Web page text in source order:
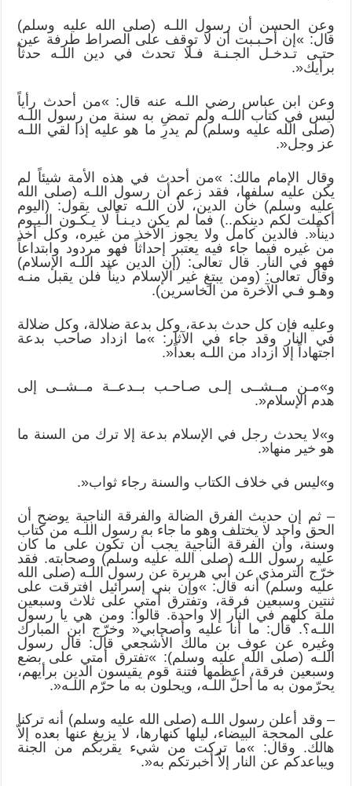
وعن الحسن أن رسول اللـه (صلى الله عليه وسلم)
قال: »إن أحـبـبت أن لا توقف على الصراط طرفة عين
حتـى تـدخـل الجـنـة فـلا تحدث في دين اللـه حدثاً
برأيك«.
وعن ابن عباس رضي اللـه عنه قال: »من أحدث رأياً
ليس في كتاب اللـه ولم تمضِ به سنة من رسول اللـه
(صلى الله عليه وسلم) لم يدرِ ما هو عليه إذا لقي اللـه
عز وجل«.
وقال الإمام مالك: »من أحدث في هذه الأمة شيئاً لم
يكن عليه سلفها، فقد زعم أن رسول اللـه (صلى الله
عليه وسلم) خان الدين، لأن اللـه تعالى يقول: (اليوم
أكملت لكم دينكم..) فما لم يكن ديـنـاً لا يـكـون الـيـوم
ديناً«. فالدين كامل ولا يجوز الأخذ من غيره، وكل أخذ
من غيره فيما جاء فيه يعتبر إحداثاً فهو مردود وابتداعاً
فهو في النار. قال تعالى: (إن الدين عند اللـه الإسلام)
وقال تعالى: (ومن يبتغِ غير الإسلام ديناً فلن يقبل منـه
وهـو فـي الآخرة من الخاسرين).
وعليه فإن كل حدث بدعة، وكل بدعة ضلالة، وكل ضلالة
في النار وقد جاء في الآثار: »ما ازداد صاحب بدعة
اجتهاداً إلا ازداد من اللـه بعداً«.
و»مـن مــشــى إلـى صـاحـب بــدعــة مــشــى إلى
هدم الإسلام«.
و»لا يحدث رجل في الإسلام بدعة إلا ترك من السنة ما
هو خير منها«.
و»ليس في خلاف الكتاب والسنة رجاء ثواب«.
– ثم إن حديث الفرق الضالة والفرقة الناجية يوضح أن
الحق واحد لا يختلف وهو ما جاء به رسول اللـه من كتاب
وسنة، وأن الفرقة الناجية يجب أن تكون على ما كان
عليه رسول اللـه (صلى الله عليه وسلم) وصحابته. فقد
خرّج الترمذي عن أبي هريرة عن رسول اللـه (صلى الله
عليه وسلم) أنه قال: »وإن بني إسرائيل افترقت على
ثنتين وسبعين فرقة، وتفترق أمتي على ثلاث وسبعين
ملة كلهم في النار إلا واحدة. قالوا: ومن هي يا رسول
اللـه؟. قال: ما أنا عليه وأصحابي« وخرّج ابن المبارك
وغيره عن عوف بن مالك الأشجعي قال: قال رسول
اللـه (صلى الله عليه وسلم): »تفترق أمتي على بضع
وسبعين فرقة، أعظمها فتنة قوم يقيسون الدين برأيهم،
يحرّمون به ما أحلّ اللـه، ويحلون به ما حرّم اللـه«.
– وقد أعلن رسول اللـه (صلى الله عليه وسلم) أنه تركنا
على المحجة البيضاء، ليلها كنهارها، لا يزيغ عنها بعده إلاّ
هالك. وقال: »ما تركت من شيء يقربكم من الجنة
ويباعدكم عن النار إلاّ أخبرتكم به«.